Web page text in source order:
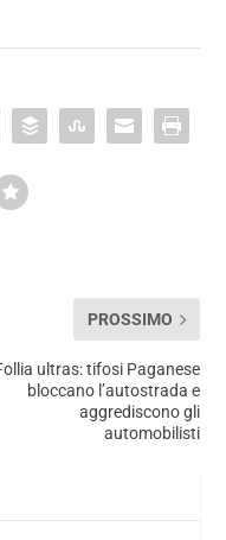
PROSSIMO
ultras: tifosi Paganese
bloccano l’autostrada e
aggrediscono gli
automobilisti